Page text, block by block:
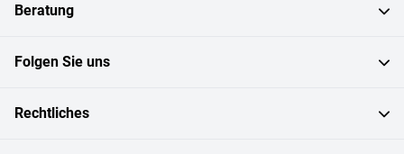
Beratung
Folgen Sie uns
Rechtliches